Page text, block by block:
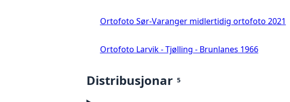
Ortofoto Sør-Varanger midlertidig ortofoto 2021
Ortofoto Larvik - Tjølling - Brunlanes 1966
Distribusjonar 5